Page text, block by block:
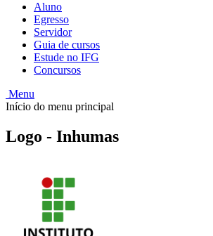
Aluno
Egresso
Servidor
Guia de cursos
Estude no IFG
Concursos
Menu
Início do menu principal
Logo - Inhumas